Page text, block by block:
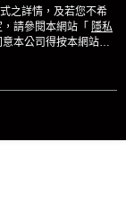
之詳情，及若您不希
請參閱本網站「 隱私
本公司得按本網站使